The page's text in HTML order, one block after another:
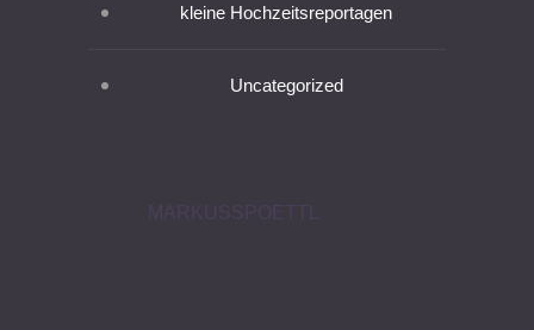
kleine Hochzeitsreportagen
Uncategorized
MARKUSSPOETTL